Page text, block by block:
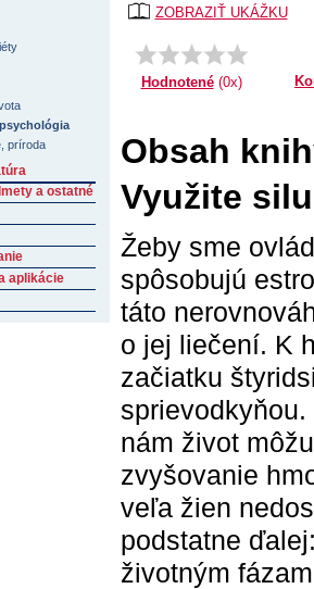
ZOBRAZIŤ UKÁŽKU
Hodnotené(0x)
Obsah
Využite
Žeby sme
spôsobujú
táto
o jej liečení. K
začiatku
nám život
zvyšovanie
veľa žien
podstatne
životným
príroda
a ostatné
aplikácie